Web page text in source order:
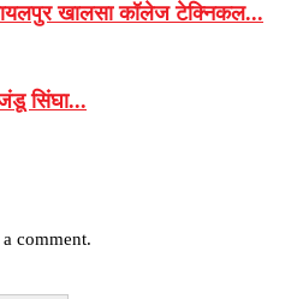
खालसा कॉलेज टेक्निकल...
सिंघा...
comment.